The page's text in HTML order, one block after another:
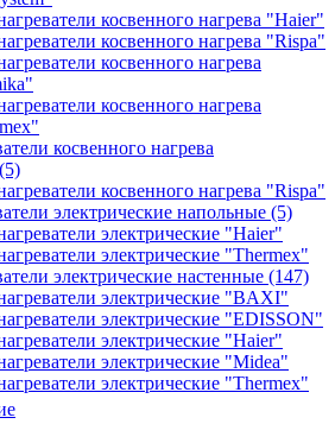
косвенного нагрева "Haier"
косвенного нагрева "Rispa"
косвенного нагрева
косвенного нагрева
косвенного нагрева
(5)
косвенного нагрева "Rispa"
электрические напольные (5)
электрические "Haier"
электрические "Thermex"
электрические настенные (147)
электрические "BAXI"
электрические "EDISSON"
электрические "Haier"
электрические "Midea"
электрические "Thermex"